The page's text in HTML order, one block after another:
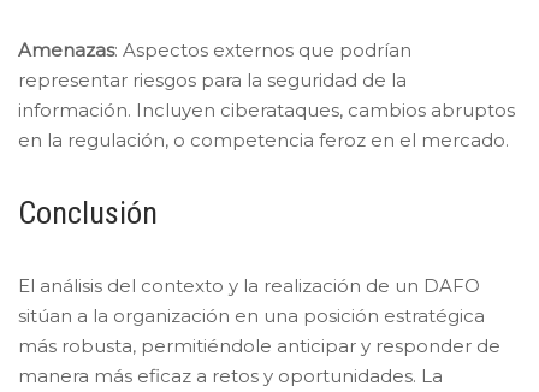
Amenazas: Aspectos externos que podrían
representar riesgos para la seguridad de la
información. Incluyen ciberataques, cambios abruptos
en la regulación, o competencia feroz en el mercado.
Conclusión
El análisis del contexto y la realización de un DAFO
sitúan a la organización en una posición estratégica
más robusta, permitiéndole anticipar y responder de
manera más eficaz a retos y oportunidades. La